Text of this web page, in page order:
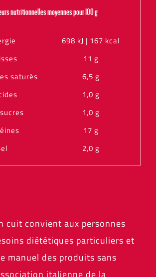
nutritionnelles moyennes pour 100 g
698 kJ | 167 kcal
11 g
saturés
6,5 g
1,0 g
1,0 g
17 g
2,0 g
cuit convient aux personnes
diététiques particuliers et
manuel des produits sans
italienne de la